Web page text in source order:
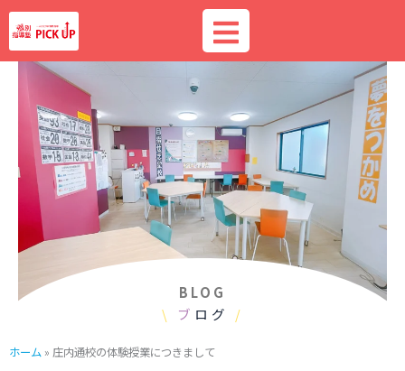
内
容
を
BLOG
\
ブ ログ /
ホーム » 庄内通校の体験授業につきまして